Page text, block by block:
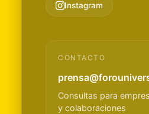
Instagram
CONTACTO
Consultas para
y colaboraciones